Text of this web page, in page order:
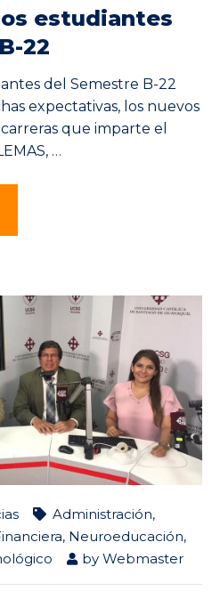
estudiantes
22
del Semestre B-22
expectativas, los nuevos
que imparte el
…
Administración,
, Neuroeducación,
by Webmaster